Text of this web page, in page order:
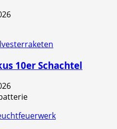
10er Schachtel